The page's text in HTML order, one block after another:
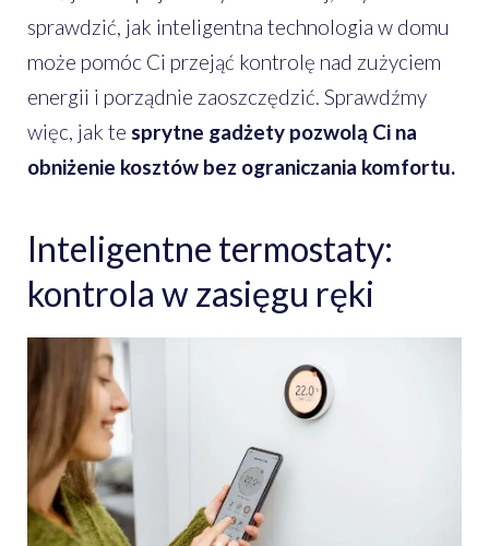
sprawdzić, jak inteligentna technologia w domu
może pomóc Ci przejąć kontrolę nad zużyciem
energii i porządnie zaoszczędzić. Sprawdźmy
więc, jak te sprytne gadżety pozwolą Ci na
obniżenie kosztów bez ograniczania komfortu.
Inteligentne termostaty:
kontrola w zasięgu ręki